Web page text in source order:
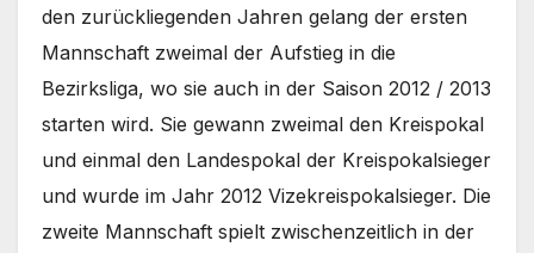
den zurückliegenden Jahren gelang der ersten
Mannschaft zweimal der Aufstieg in die
Bezirksliga, wo sie auch in der Saison 2012 / 2013
starten wird. Sie gewann zweimal den Kreispokal
und einmal den Landespokal der Kreispokalsieger
und wurde im Jahr 2012 Vizekreispokalsieger. Die
zweite Mannschaft spielt zwischenzeitlich in der